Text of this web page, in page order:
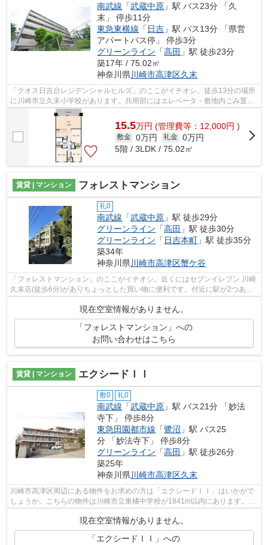
南武線 「武蔵中原 」駅 バス23分 「久
末」 停歩11分
東急東横線 「 日吉 」駅 バス13分 「県営
アパートバス停」 停歩3分
グリーンライン 「高田 」駅 徒歩23分
築17年 / 75.02㎡
神奈川県 川崎市高津区久末
「クオス日吉台レジデンシャルヒルズ」のここがイチオシ。徒歩13分の場所
に川崎市立久末小学校があります。共用部にはエレベータ・敷地内ごみ置き
場など様々な設備やサービスが揃って...
15.5万円 (管理費等：12,000円 )
敷金 0万円 礼金 0万円
5階 / 3LDK / 75.02㎡
賃貸 | マンション フォレストマンション
礼0
南武線 「武蔵中原 」駅 徒歩29分
グリーンライン 「高田 」駅 徒歩30分
グリーンライン 「 日吉本町 」駅 徒歩35分
築34年
神奈川県 川崎市高津区蟹ケ谷
「フォレストマンション」のここがイチオシ。近くにはセブンイレブン 川崎
久末店(徒歩6分)がありちょっとした買い物に便利です。付近に駅が2つある
現在空室情報がありません。
「フォレストマンション」への
お問い合わせはこちら
賃貸 | マンション エクシードＩＩ
敷0 礼0
南武線 「武蔵中原 」駅 バス21分 「妙法
寺下」 停歩8分
東急田園都市線 「鷺沼 」駅 バス25
分 「妙法寺下」 停歩8分
グリーンライン 「高田 」駅 徒歩26分
築25年
神奈川県 川崎市高津区久末
川崎市高津区周辺にある物件をお求めの方は「エクシードＩＩ」はいかがで
しょうか。こちらの物件は川崎市立東橘中学校が1841m以内にあります。こ
ちらの物件はマンションです。陽当りの...
現在空室情報がありません。
「エクシードＩＩ」への